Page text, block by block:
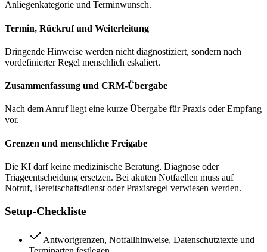
Anliegenkategorie und Terminwunsch.
Termin, Rückruf und Weiterleitung
Dringende Hinweise werden nicht diagnostiziert, sondern nach
vordefinierter Regel menschlich eskaliert.
Zusammenfassung und CRM-Übergabe
Nach dem Anruf liegt eine kurze Übergabe für Praxis oder Empfang
vor.
Grenzen und menschliche Freigabe
Die KI darf keine medizinische Beratung, Diagnose oder
Triageentscheidung ersetzen. Bei akuten Notfaellen muss auf
Notruf, Bereitschaftsdienst oder Praxisregel verwiesen werden.
Setup-Checkliste
Antwortgrenzen, Notfallhinweise, Datenschutztexte und